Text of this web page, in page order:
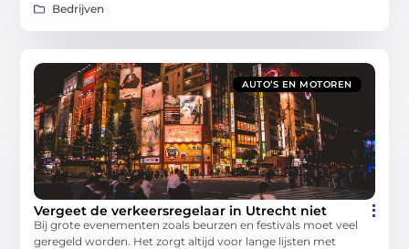
Bedrijven
AUTO’S EN MOTOREN
Vergeet de verkeersregelaar in Utrecht niet
Bij grote evenementen zoals beurzen en festivals moet veel
geregeld worden. Het zorgt altijd voor lange lijsten met